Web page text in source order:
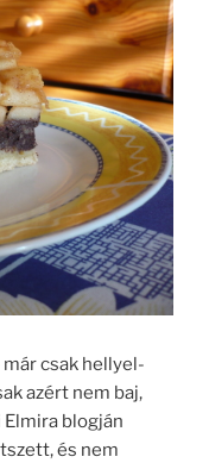
csak hellyel-
azért nem baj,
Elmira blogján
és nem